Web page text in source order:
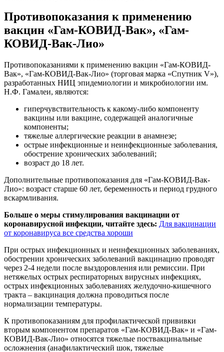
Противопоказания к применению
вакцин «Гам-КОВИД-Вак», «Гам-
КОВИД-Вак-Лио»
Противопоказаниями к применению вакцин «Гам-КОВИД-
Вак», «Гам-КОВИД-Вак-Лио» (торговая марка «Спутник V»),
разработанных НИЦ эпидемиологии и микробиологии им.
Н.Ф. Гамалеи, являются:
гиперчувствительность к какому-либо компоненту
вакцины или вакцине, содержащей аналогичные
компоненты;
тяжелые аллергические реакции в анамнезе;
острые инфекционные и неинфекционные заболевания,
обострение хронических заболеваний;
возраст до 18 лет.
Дополнительные противопоказания для «Гам-КОВИД-Вак-
Лио»: возраст старше 60 лет, беременность и период грудного
вскармливания.
Больше о меры стимулирования вакцинации от
коронавирусной инфекции, читайте здесь: Для вакцинации
от коронавируса все средства хороши
При острых инфекционных и неинфекционных заболеваниях,
обострении хронических заболеваний вакцинацию проводят
через 2-4 недели после выздоровления или ремиссии. При
нетяжелых острых респираторных вирусных инфекциях,
острых инфекционных заболеваниях желудочно-кишечного
тракта – вакцинация должна проводиться после
нормализации температуры.
К противопоказаниям для профилактической прививки
вторым компонентом препаратов «Гам-КОВИД-Вак» и «Гам-
КОВИД-Вак-Лио» относятся тяжелые поствакцинальные
осложнения (анафилактический шок, тяжелые